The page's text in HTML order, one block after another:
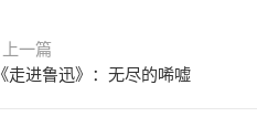
上一篇
《走进鲁迅》：无尽的唏嘘